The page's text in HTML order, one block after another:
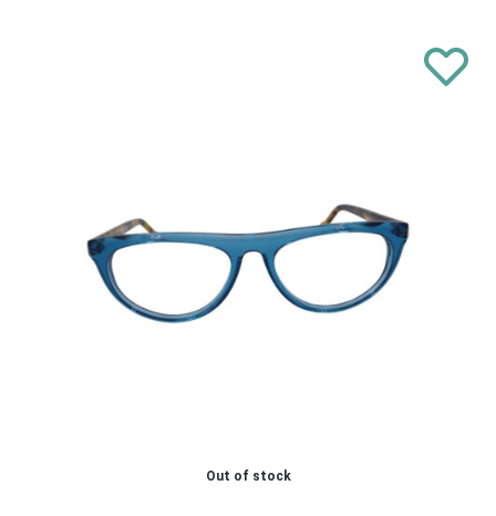
Out of stock